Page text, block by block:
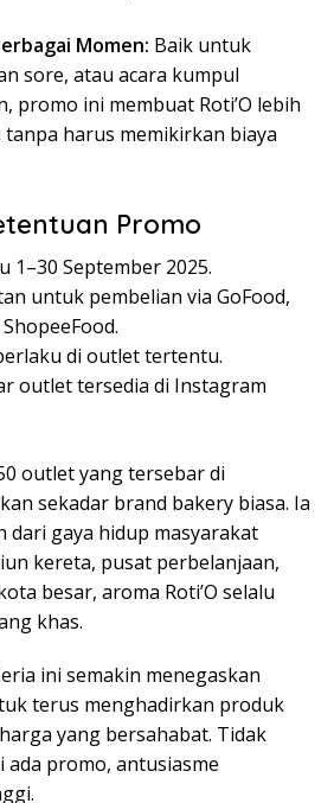
Momen: Baik untuk
sore, atau acara kumpul
promo ini membuat Roti’O lebih
tanpa harus memikirkan biaya
Promo
1–30 September 2025.
untuk pembelian via GoFood,
di outlet tertentu.
outlet tersedia di Instagram
outlet yang tersebar di
sekadar brand bakery biasa. Ia
dari gaya hidup masyarakat
kereta, pusat perbelanjaan,
besar, aroma Roti’O selalu
khas.
ini semakin menegaskan
terus menghadirkan produk
yang bersahabat. Tidak
ada promo, antusiasme